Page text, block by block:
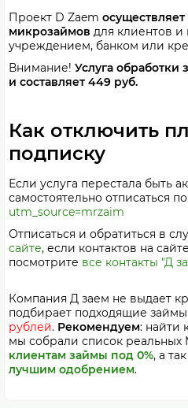
Проект D Zaem
микрозаймов для клиентов
учреждением, банком или
Внимание! Услуга обработки
и составляет 449 руб.
Как отключить
подписку
Если услуга перестала быть
самостоятельно отписаться
utm_source=mrzaim
Отписаться и обратиться в
сайте, если контактов на
посмотрите все контакты "Д
Компания Д заем не выдает
подбирает подходящие
рублей. Рекомендуем: найти
мы собрали список
клиентам займы под 0%, а
лучшим одобрением.